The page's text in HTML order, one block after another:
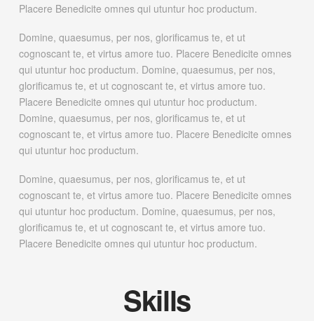
Placere Benedicite omnes qui utuntur hoc productum.
Domine, quaesumus, per nos, glorificamus te, et ut
cognoscant te, et virtus amore tuo. Placere Benedicite omnes
qui utuntur hoc productum. Domine, quaesumus, per nos,
glorificamus te, et ut cognoscant te, et virtus amore tuo.
Placere Benedicite omnes qui utuntur hoc productum.
Domine, quaesumus, per nos, glorificamus te, et ut
cognoscant te, et virtus amore tuo. Placere Benedicite omnes
qui utuntur hoc productum.
Domine, quaesumus, per nos, glorificamus te, et ut
cognoscant te, et virtus amore tuo. Placere Benedicite omnes
qui utuntur hoc productum. Domine, quaesumus, per nos,
glorificamus te, et ut cognoscant te, et virtus amore tuo.
Placere Benedicite omnes qui utuntur hoc productum.
Skills